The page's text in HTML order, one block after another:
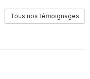
Tous nos témoignages